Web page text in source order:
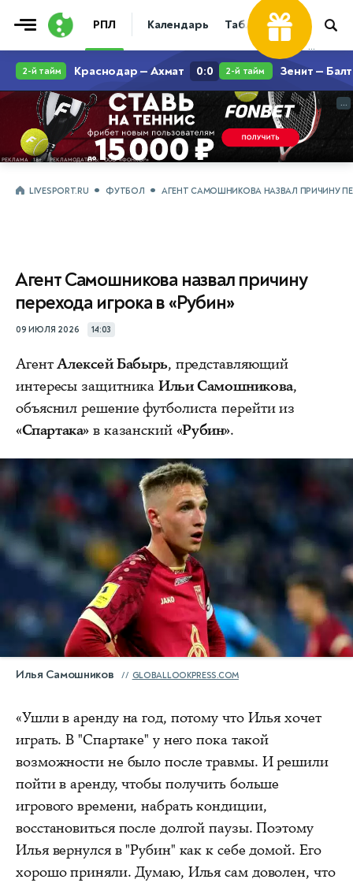
РПЛ Календарь Таблица Прогнозы
...
...
LIVESPORT.RU ФУТБОЛ АГЕНТ САМОШНИКОВА НАЗВАЛ ПРИЧИНУ
Агент Самошникова назвал причину
перехода игрока в «Рубин»
09 ИЮЛЯ 2026 14:03
АгентАлексей Бабырь, представляющий
интересы защитникаИльи Самошникова,
объяснил решение футболиста перейти из
«Спартака» в казанский «Рубин».
Илья Самошников GLOBALLOOKPRESS.COM
«Ушли в аренду на год, потому что Илья хочет
играть. В "Спартаке" у него пока такой
возможности не было после травмы. И решили
пойти в аренду, чтобы получить больше
игрового времени, набрать кондиции,
восстановиться после долгой паузы. Поэтому
Илья вернулся в "Рубин" как к себе домой. Его
хорошо приняли. Думаю, Илья сам доволен, что